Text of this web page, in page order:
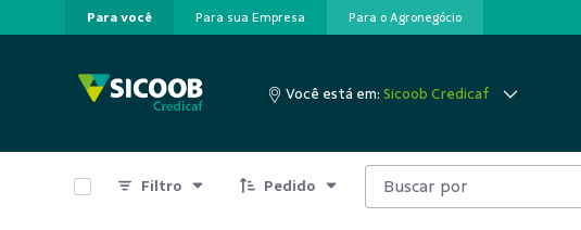
Pular para o Conteúdo principal
Para você Para sua Empresa Para o Agronegócio
Você está em:Sicoob Credicaf
0 de 8 Itens selecionados
Filtro Pedido